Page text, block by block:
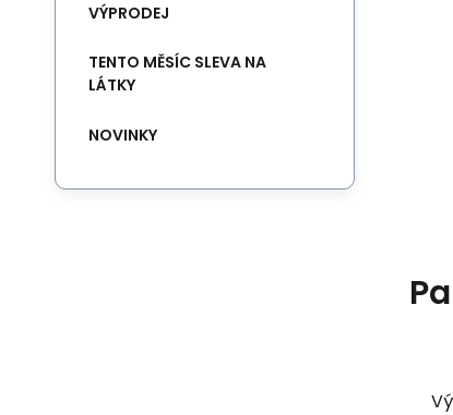
VÝPRODEJ
TENTO MĚSÍC SLEVA NA
LÁTKY
NOVINKY